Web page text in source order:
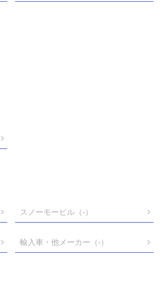
スノーモービル（-）
輸入車・他メーカー （-）